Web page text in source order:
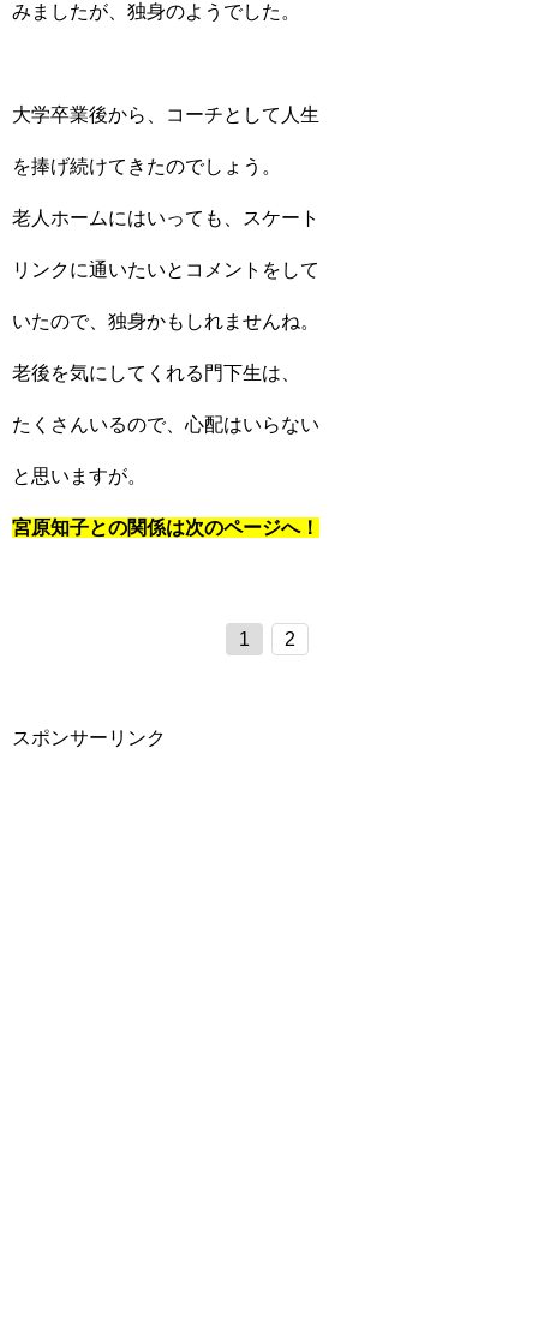
みましたが、独身のようでした。
大学卒業後から、コーチとして人生
を捧げ続けてきたのでしょう。
老人ホームにはいっても、スケート
リンクに通いたいとコメントをして
いたので、独身かもしれませんね。
老後を気にしてくれる門下生は、
たくさんいるので、心配はいらない
と思いますが。
宮原知子との関係は次のページへ！
1 2
スポンサーリンク